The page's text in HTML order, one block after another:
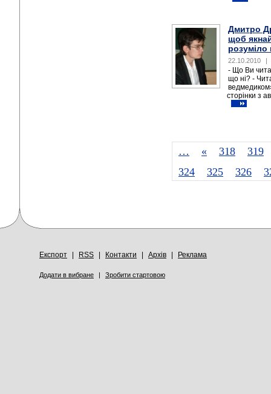
Дмитро
щоб
розуміло
22.10.2010 |
- Що Ви
що ні? -
сторінки з
… « 318
319
324
325 326
Експорт RSS Контакти Архів Реклама
Додати в вибране | Зробити стартовою